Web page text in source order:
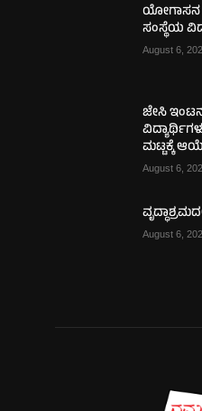
ಯೋಗಾಸನ
ಸಂಸ್ಥೆಯ
August 6,
ಜೇಸಿ
ಮಟ್ಟಕ್ಕೆ
August 6,
August 6,